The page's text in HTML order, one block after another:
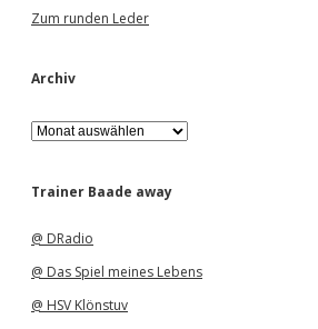
Zum runden Leder
Archiv
A
r
h
Trainer Baade away
@ DRadio
@ Das Spiel meines Lebens
@ HSV Klönstuv